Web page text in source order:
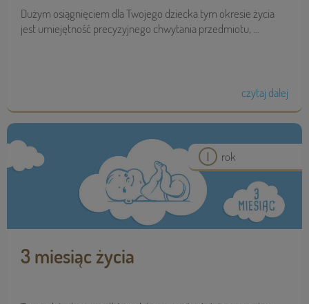
Dużym osiągnięciem dla Twojego dziecka tym okresie życia
jest umiejętność precyzyjnego chwytania przedmiotu, ...
czytaj dalej
rok
3 miesiąc życia